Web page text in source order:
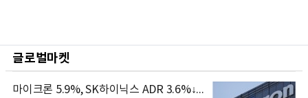
글로벌마켓
마이크론 5.9%, SK하이닉스 ADR 3.6%↓...